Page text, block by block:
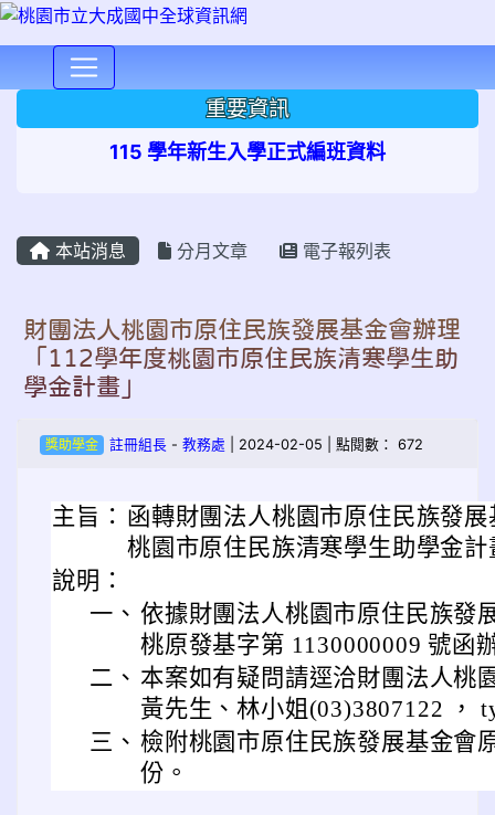
重要資訊
115 學年新生入學正式編班資料
本站消息 分月文章 電子報列表
財團法人桃園市原住民族發展基金會辦理
「112學年度桃園市原住民族清寒學生助
學金計畫」
獎助學金 註冊組長- 教務處 | 2024-02-05 | 點閱數： 672
主旨： 函轉財團法人桃園市原住民族發
桃園市原住民族清寒學生助學金
說明：
一、 依據財團法人桃園市原住民族發
桃原發基字第 1130000009 號函
二、 本案如有疑問請逕洽財團法人桃
黃先生、林小姐(03)3807122 ，
三、 檢附桃園市原住民族發展基金會
份。